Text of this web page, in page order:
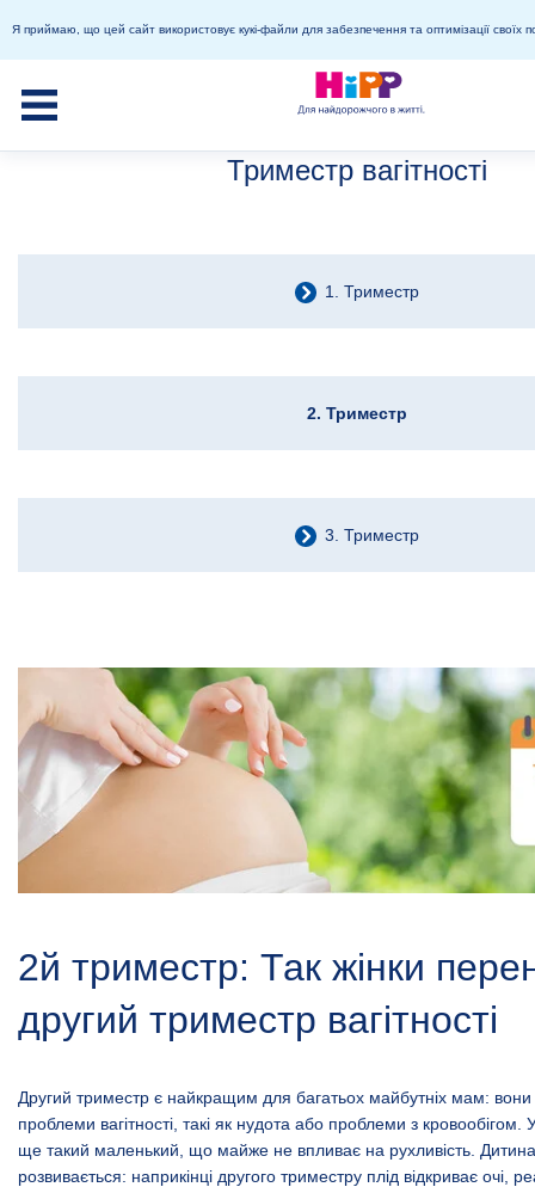
Я приймаю, що цей сайт використовує кукі-файли для забезпечення та оптимізації своїх
Триместр вагітності
1. Триместр
2. Триместр
3. Триместр
2й триместр: Так жінки
другий триместр вагітності
Другий триместр є найкращим для багатьох майбутніх мам:
проблеми вагітності, такі як нудота або проблеми з кровообігом.
ще такий маленький, що майже не впливає на рухливість.
розвивається: наприкінці другого триместру плід відкриває очі,